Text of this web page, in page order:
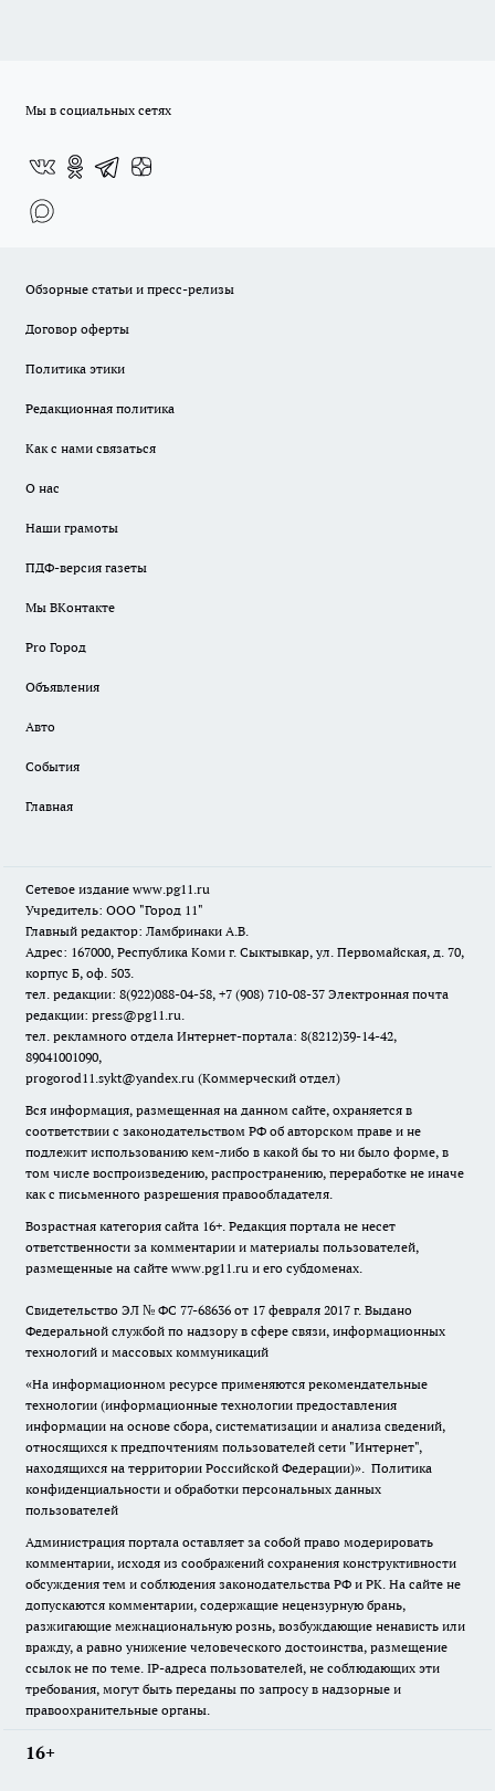
Мы в социальных сетях
Обзорные статьи и пресс-релизы
Договор оферты
Политика этики
Редакционная политика
Как с нами связаться
О нас
Наши грамоты
ПДФ-версия газеты
Мы ВКонтакте
Pro Город
Объявления
Авто
События
Главная
Сетевое издание www.pg11.ru
Учредитель: ООО "Город 11"
Главный редактор: Ламбринаки А.В.
Адрес: 167000, Республика Коми г. Сыктывкар, ул. Первомайская, д. 70,
корпус Б, оф. 503.
тел. редакции: 8(922)088-04-58, +7 (908) 710-08-37 Электронная почта
редакции: press@pg11.ru.
тел. рекламного отдела Интернет-портала: 8(8212)39-14-42,
89041001090,
progorod11.sykt@yandex.ru (Коммерческий отдел)
Вся информация, размещенная на данном сайте, охраняется в
соответствии с законодательством РФ об авторском праве и не
подлежит использованию кем-либо в какой бы то ни было форме, в
том числе воспроизведению, распространению, переработке не иначе
как с письменного разрешения правообладателя.
Возрастная категория сайта 16+. Редакция портала не несет
ответственности за комментарии и материалы пользователей,
размещенные на сайте www.pg11.ru и его субдоменах.
Свидетельство ЭЛ № ФС 77-68636 от 17 февраля 2017 г. Выдано
Федеральной службой по надзору в сфере связи, информационных
технологий и массовых коммуникаций
«На информационном ресурсе применяются рекомендательные
технологии (информационные технологии предоставления
информации на основе сбора, систематизации и анализа сведений,
относящихся к предпочтениям пользователей сети "Интернет",
находящихся на территории Российской Федерации)». Политика
конфиденциальности и обработки персональных данных
пользователей
Администрация портала оставляет за собой право модерировать
комментарии, исходя из соображений сохранения конструктивности
обсуждения тем и соблюдения законодательства РФ и РК. На сайте не
допускаются комментарии, содержащие нецензурную брань,
разжигающие межнациональную рознь, возбуждающие ненависть или
вражду, а равно унижение человеческого достоинства, размещение
ссылок не по теме. IP-адреса пользователей, не соблюдающих эти
требования, могут быть переданы по запросу в надзорные и
правоохранительные органы.
16+